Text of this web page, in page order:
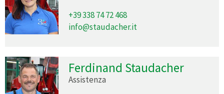
+39 338 74 72 468
info@staudacher.it
Ferdinand Staudacher
Assistenza